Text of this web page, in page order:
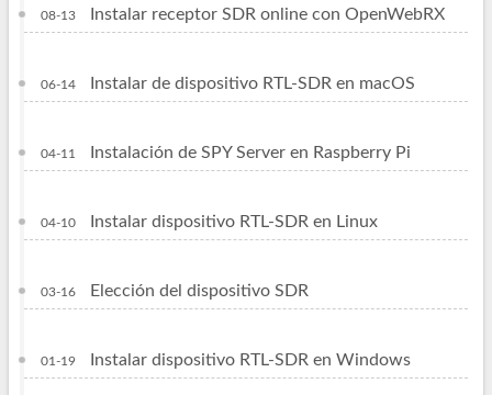
08-13 Instalar receptor SDR online con OpenWebRX
06-14 Instalar de dispositivo RTL-SDR en macOS
04-11 Instalación de SPY Server en Raspberry Pi
04-10 Instalar dispositivo RTL-SDR en Linux
03-16 Elección del dispositivo SDR
01-19 Instalar dispositivo RTL-SDR en Windows